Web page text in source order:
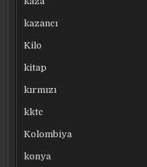
kazancı
Kilo
kitap
kırmızı
kktc
Kolombiya
konya